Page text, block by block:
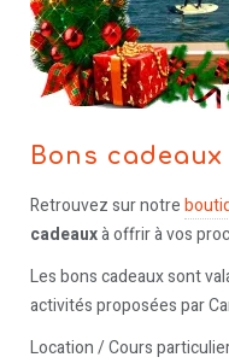
Bons cadeaux
Retrouvez sur notre
cadeauxà offrir à vos
Les bons cadeaux sont
activités proposées par
Location / Cours